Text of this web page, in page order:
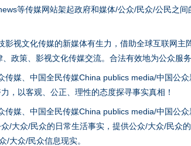
等传媒网站架起政府和媒体/公众/民众/公民之
影视文化传媒的新媒体有生力，借助全球互联网
政策、影视文化传媒交流。合法有效地为公众服务
传媒、中国全民传媒China publics media/中国公
，以客观、公正、理性的态度探寻事实真相！
传媒、中国全民传媒China publics media/中国公
/大众/民众的日常生活事实，提供公众/大众/民众
/大众/民众信息现实。
谢谢有你温暖了四季